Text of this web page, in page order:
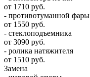
от 1710 руб.
- противотуманной фары
от 1550 руб.
- стеклоподъемника
от 3090 руб.
- ролика натяжителя
от 1510 руб.
Замена